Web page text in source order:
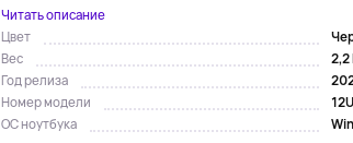
Читать описание
Цвет
Вес
2,2
Год релиза
Номер модели
ОС ноутбука